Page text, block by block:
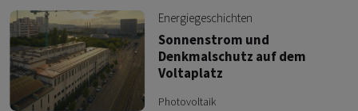
Energiegeschichten
Sonnenstrom und
Denkmalschutz auf dem
Voltaplatz
Photovoltaik